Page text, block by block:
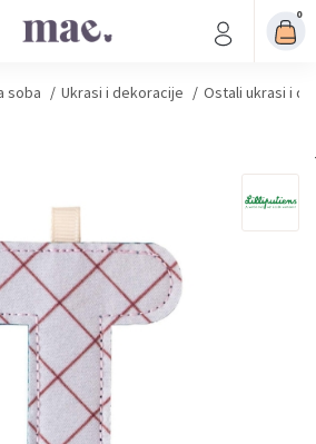
0
soba / Ukrasi i dekoracije / Ostali ukrasi i